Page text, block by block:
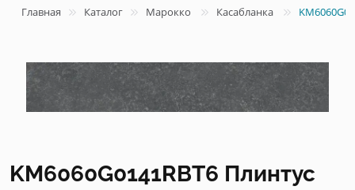
Главная Каталог Марокко Касабланка
KM6060G0141RBT6 Плинтус